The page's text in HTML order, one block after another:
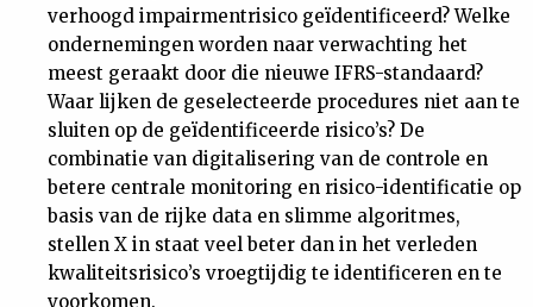
verhoogd impairmentrisico geïdentificeerd? Welke
ondernemingen worden naar verwachting het
meest geraakt door die nieuwe IFRS-standaard?
Waar lijken de geselecteerde procedures niet aan te
sluiten op de geïdentificeerde risico’s? De
combinatie van digitalisering van de controle en
betere centrale monitoring en risico-identificatie op
basis van de rijke data en slimme algoritmes,
stellen X in staat veel beter dan in het verleden
kwaliteitsrisico’s vroegtijdig te identificeren en te
voorkomen.